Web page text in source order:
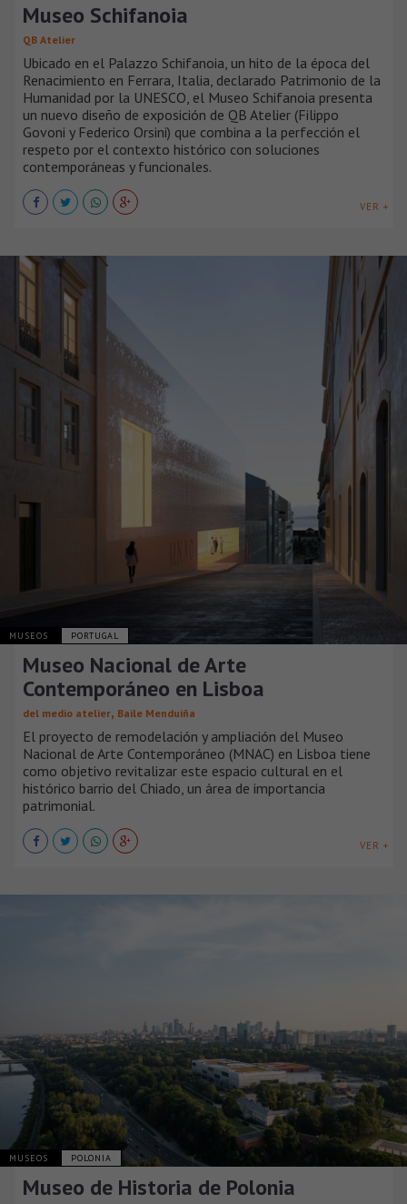
Museo Schifanoia
QB Atelier
Ubicado en el Palazzo Schifanoia, un hito de la época del
Renacimiento en Ferrara, Italia, declarado Patrimonio de la
Humanidad por la UNESCO, el Museo Schifanoia presenta
un nuevo diseño de exposición de QB Atelier (Filippo
Govoni y Federico Orsini) que combina a la perfección el
respeto por el contexto histórico con soluciones
contemporáneas y funcionales.
VER +
MUSEOS PORTUGAL
Museo Nacional de Arte
Contemporáneo en Lisboa
del medio atelier, Baile Menduiña
El proyecto de remodelación y ampliación del Museo
Nacional de Arte Contemporáneo (MNAC) en Lisboa tiene
como objetivo revitalizar este espacio cultural en el
histórico barrio del Chiado, un área de importancia
patrimonial.
VER +
MUSEOS POLONIA
Museo de Historia de Polonia